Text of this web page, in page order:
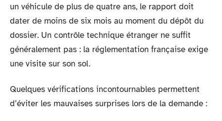
un véhicule de plus de quatre ans, le rapport doit
dater de moins de six mois au moment du dépôt du
dossier. Un contrôle technique étranger ne suffit
généralement pas : la réglementation française exige
une visite sur son sol.
Quelques vérifications incontournables permettent
d’éviter les mauvaises surprises lors de la demande :